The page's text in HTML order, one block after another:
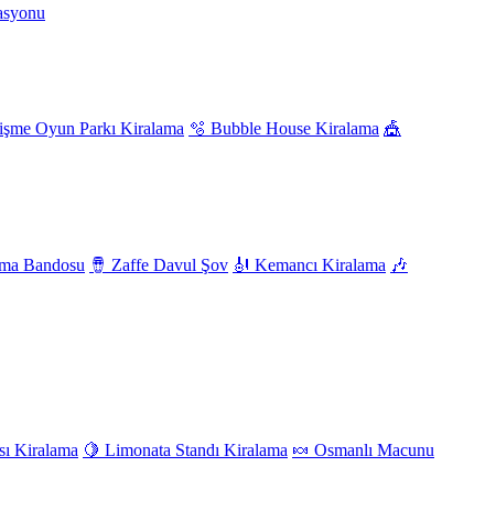
Oyun Parkı Kiralama 🫧 Bubble House Kiralama 🎪
Bandosu 🪘 Zaffe Davul Şov 🎻 Kemancı Kiralama 🎶
Kiralama 🍋 Limonata Standı Kiralama 🍬 Osmanlı Macunu